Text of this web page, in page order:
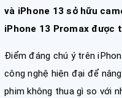
và iPhone 13 sở hữu
iPhone 13 Promax được
Điểm đáng chú ý trên
công nghệ hiện đại để
phim không thua gì so với